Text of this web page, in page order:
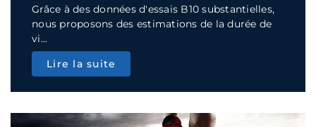
Grâce à des données d'essais B10 substantielles,
nous proposons des estimations de la durée de
vi...
Lire la suite